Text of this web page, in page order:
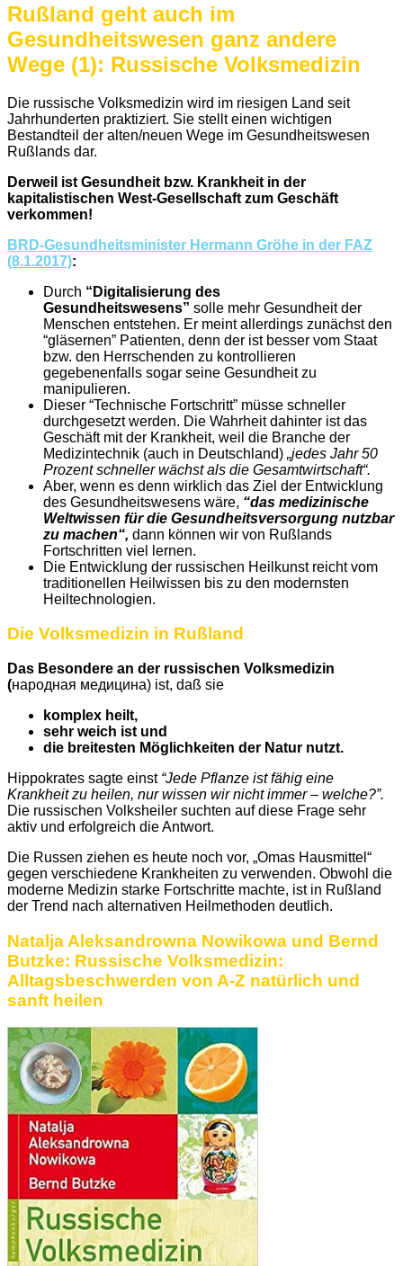
Rußland geht auch im
Gesundheitswesen ganz andere
Wege (1): Russische Volksmedizin
Die russische Volksmedizin wird im riesigen Land seit
Jahrhunderten praktiziert. Sie stellt einen wichtigen
Bestandteil der alten/neuen Wege im Gesundheitswesen
Rußlands dar.
Derweil ist Gesundheit bzw. Krankheit in der
kapitalistischen West-Gesellschaft zum Geschäft
verkommen!
BRD-Gesundheitsminister Hermann Gröhe in der FAZ
(8.1.2017):
Durch “Digitalisierung des
Gesundheitswesens” solle mehr Gesundheit der
Menschen entstehen. Er meint allerdings zunächst den
“gläsernen” Patienten, denn der ist besser vom Staat
bzw. den Herrschenden zu kontrollieren
gegebenenfalls sogar seine Gesundheit zu
manipulieren.
Dieser “Technische Fortschritt” müsse schneller
durchgesetzt werden. Die Wahrheit dahinter ist das
Geschäft mit der Krankheit, weil die Branche der
Medizintechnik (auch in Deutschland) „jedes Jahr 50
Prozent schneller wächst als die Gesamtwirtschaft“.
Aber, wenn es denn wirklich das Ziel der Entwicklung
des Gesundheitswesens wäre, “das medizinische
Weltwissen für die Gesundheitsversorgung nutzbar
zu machen“, dann können wir von Rußlands
Fortschritten viel lernen.
Die Entwicklung der russischen Heilkunst reicht vom
traditionellen Heilwissen bis zu den modernsten
Heiltechnologien.
Die Volksmedizin in Rußland
Das Besondere an der russischen Volksmedizin
(народная медицина) ist, daß sie
komplex heilt,
sehr weich ist und
die breitesten Möglichkeiten der Natur nutzt.
Hippokrates sagte einst “Jede Pflanze ist fähig eine
Krankheit zu heilen, nur wissen wir nicht immer – welche?”.
Die russischen Volksheiler suchten auf diese Frage sehr
aktiv und erfolgreich die Antwort.
Die Russen ziehen es heute noch vor, „Omas Hausmittel“
gegen verschiedene Krankheiten zu verwenden. Obwohl die
moderne Medizin starke Fortschritte machte, ist in Rußland
der Trend nach alternativen Heilmethoden deutlich.
Natalja Aleksandrowna Nowikowa und Bernd
Butzke: Russische Volksmedizin:
Alltagsbeschwerden von A-Z natürlich und
sanft heilen